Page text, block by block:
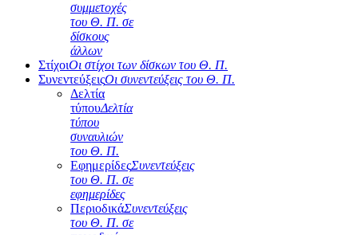
συμμετοχές
του Θ. Π. σε
δίσκους
άλλων
ΣτίχοιΟι στίχοι των δίσκων του Θ. Π.
ΣυνεντεύξειςΟι συνεντεύξεις του Θ. Π.
Δελτία
τύπουΔελτία
τύπου
συναυλιών
του Θ. Π.
ΕφημερίδεςΣυνεντεύξεις
του Θ. Π. σε
εφημερίδες
ΠεριοδικάΣυνεντεύξεις
του Θ. Π. σε